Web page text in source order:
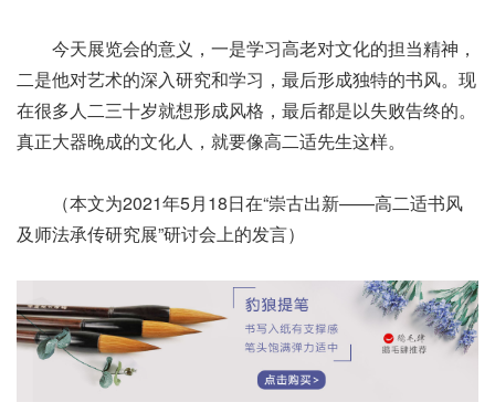
今天展览会的意义，一是学习高老对文化的担当精神，
二是他对艺术的深入研究和学习，最后形成独特的书风。现
在很多人二三十岁就想形成风格，最后都是以失败告终的。
真正大器晚成的文化人，就要像高二适先生这样。
（本文为2021年5月18日在“崇古出新——高二适书风
及师法承传研究展”研讨会上的发言）